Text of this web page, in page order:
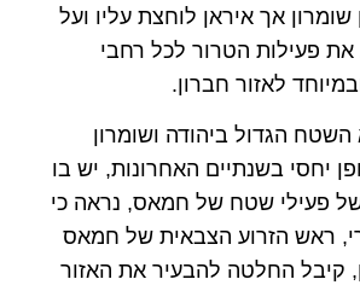
אך איראן לוחצת עליו ועל
פעילות הטרור לכל רחבי
לאזור חברון.
השטח הגדול ביהודה ושומרון
יחסי בשנתיים האחרונות, יש בו
פעילי שטח של חמאס, נראה כי
ראש הזרוע הצבאית של חמאס
קיבל החלטה להבעיר את האזור